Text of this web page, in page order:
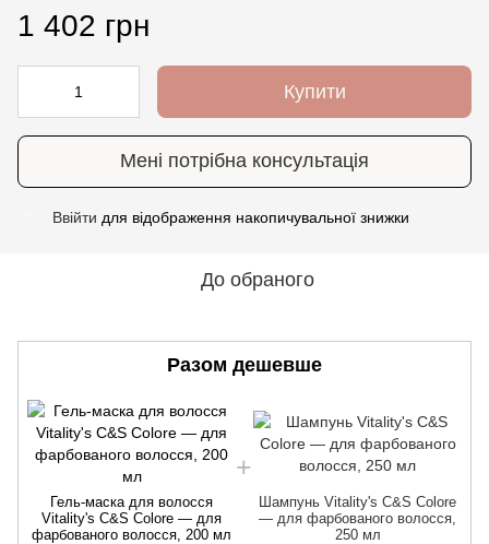
1 402 грн
Купити
Мені потрібна консультація
Ввійти для відображення накопичувальної знижки
До обраного
Разом дешевше
Гель-маска для волосся
Vitality's C&S Colore — для
фарбованого волосся, 200 мл
Шампунь Vitality's C&S Colore
— для фарбованого волосся,
250 мл